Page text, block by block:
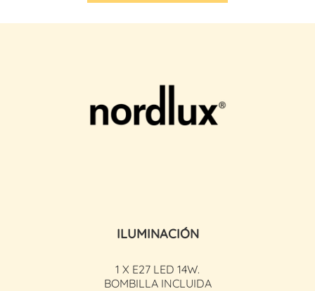
ILUMINACIÓN
1 X E27 LED 14W.
BOMBILLA INCLUIDA